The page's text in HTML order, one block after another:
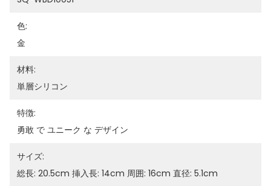
色:
金
材料:
単層シリコン
特徴:
勇敢 で ユニーク な デザイン
サイズ:
総長: 20.5cm 挿入長: 14cm 周囲: 16cm 直径: 5.1cm